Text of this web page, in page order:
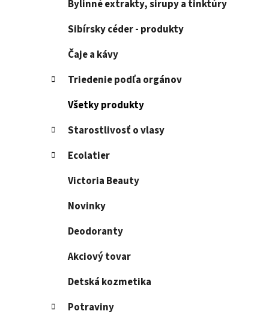
Bylinné extrakty, sirupy a tinktúry
Sibírsky céder - produkty
Čaje a kávy
Triedenie podľa orgánov
Všetky produkty
Starostlivosť o vlasy
Ecolatier
Victoria Beauty
Novinky
Deodoranty
Akciový tovar
Detská kozmetika
Potraviny